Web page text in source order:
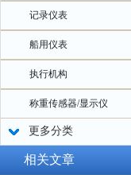
记录仪表
船用仪表
执行机构
称重传感器/显示仪
更多分类
相关文章